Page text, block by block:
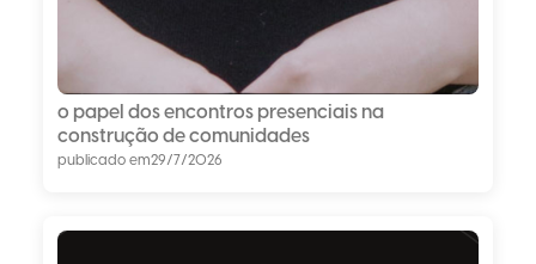
o papel dos encontros presenciais na
construção de comunidades
publicado em29/7/2026